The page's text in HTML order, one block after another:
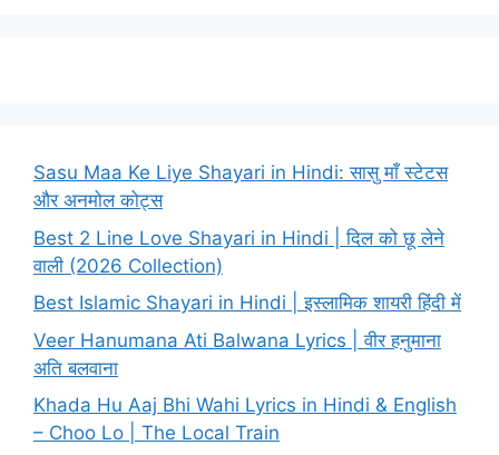
Sasu Maa Ke Liye Shayari in Hindi: सासु माँ स्टेटस
और अनमोल कोट्स
Best 2 Line Love Shayari in Hindi | दिल को छू लेने
वाली (2026 Collection)
Best Islamic Shayari in Hindi | इस्लामिक शायरी हिंदी में
Veer Hanumana Ati Balwana Lyrics | वीर हनुमाना
अति बलवाना
Khada Hu Aaj Bhi Wahi Lyrics in Hindi & English
– Choo Lo | The Local Train